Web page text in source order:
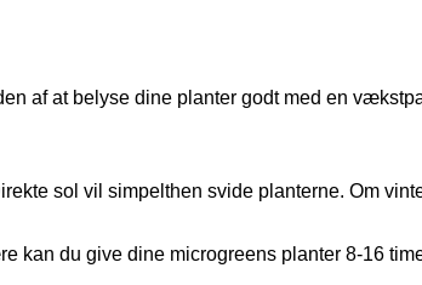
af at belyse dine planter godt med en
sol vil simpelthen svide planterne. Om
du give dine microgreens planter 8-16